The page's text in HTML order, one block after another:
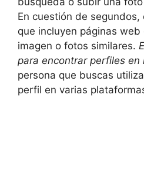
En cuestión de
que incluyen páginas
imagen o fotos similares.
para encontrar perfiles en
persona que buscas
perfil en varias